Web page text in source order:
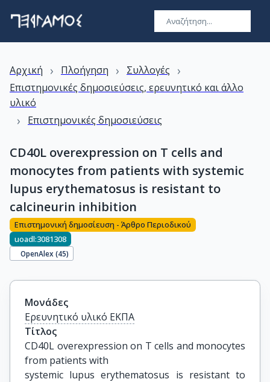
Αρχική › Πλοήγηση › Συλλογές ›
Επιστημονικές δημοσιεύσεις, ερευνητικό και άλλο
υλικό
› Επιστημονικές δημοσιεύσεις
CD40L overexpression on T cells and
monocytes from patients with systemic
lupus erythematosus is resistant to
calcineurin inhibition
Επιστημονική δημοσίευση - Άρθρο Περιοδικού
uoadl:3081308
OpenAlex (45)
Μονάδες
Ερευνητικό υλικό ΕΚΠΑ
Τίτλος
CD40L overexpression on T cells and monocytes
from patients with
systemic lupus erythematosus is resistant to